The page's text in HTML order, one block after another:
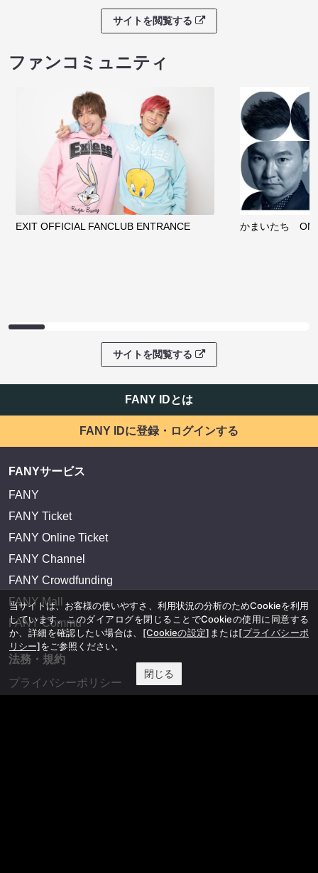
サイトを閲覧する
ファンコミュニティ
EXIT OFFICIAL FANCLUB ENTRANCE かまいたち
サイトを閲覧する
FANY IDとは
FANY IDに登録・ログインする
FANYサービス
FANY
FANY Ticket
FANY Online Ticket
FANY Channel
FANY Crowdfunding
FANY Mall
FANY Commu
法務・規約
プライバシーポリシー
当サイトは、お客様の使いやすさ、利用状況の分析のためCookieを利用
しています。このダイアログを閉じることでCookieの使用に同意する
か、詳細を確認したい場合は、 [Cookieの設定] または[プライバシーポ
リシー]をご参照ください。
閉じる